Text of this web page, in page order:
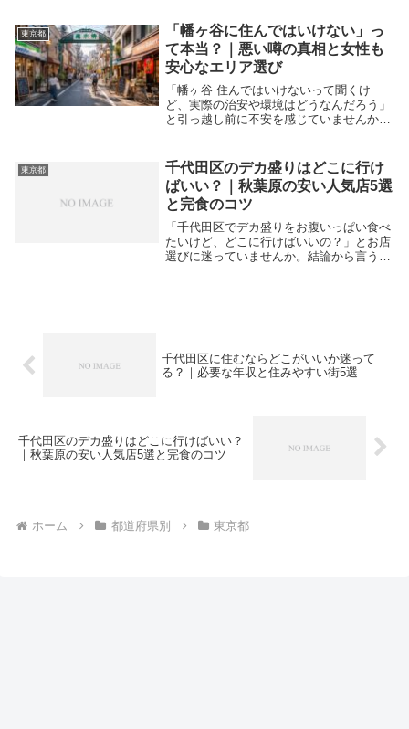
する人にとっては最高の環境です。銀座や
日本橋など商業...
東京都
「幡ヶ谷に住んではいけない」っ
て本当？｜悪い噂の真相と女性も
安心なエリア選び
「幡ヶ谷 住んではいけないって聞くけ
ど、実際の治安や環境はどうなんだろう」
と引っ越し前に不安を感じていませんか？
常に住みやすい街です。過去の古い街並み
のイメージや、...
東京都
千代田区のデカ盛りはどこに行け
ばいい？｜秋葉原の安い人気店5選
と完食のコツ
「千代田区でデカ盛りをお腹いっぱい食べ
たいけど、どこに行けばいいの？」とお店
選びに迷っていませんか。結論から言う
千代田区に住むならどこがいいか迷って
る？｜必要な年収と住みやすい街5選
千代田区のデカ盛りはどこに行けばいい？
｜秋葉原の安い人気店5選と完食のコツ
ホーム 都道府県別 東京都